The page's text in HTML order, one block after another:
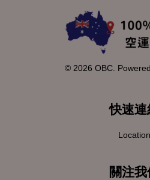
© 2026 OBC.
快速連
Location
關注我